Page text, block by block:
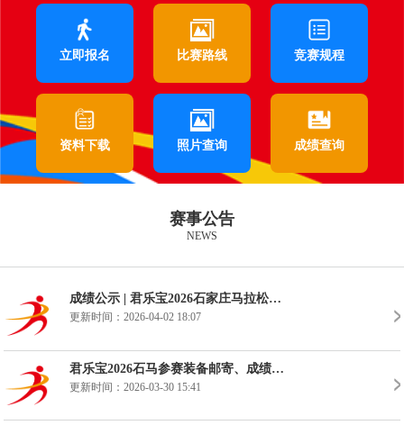
立即报名 比赛路线 竞赛规程
资料下载 照片查询 成绩查询
赛事公告
NEWS
成绩公示 | 君乐宝2026石家庄马拉松赛成绩公示、获奖登记
更新时间：2026-04-02 18:07
君乐宝2026石马参赛装备邮寄、成绩证书下载 、PB海报下载、选手调查问卷....
更新时间：2026-03-30 15:41